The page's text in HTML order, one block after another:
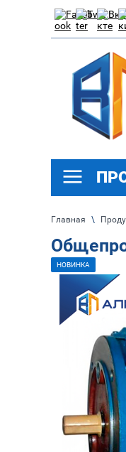
Главная \
НОВИНКА